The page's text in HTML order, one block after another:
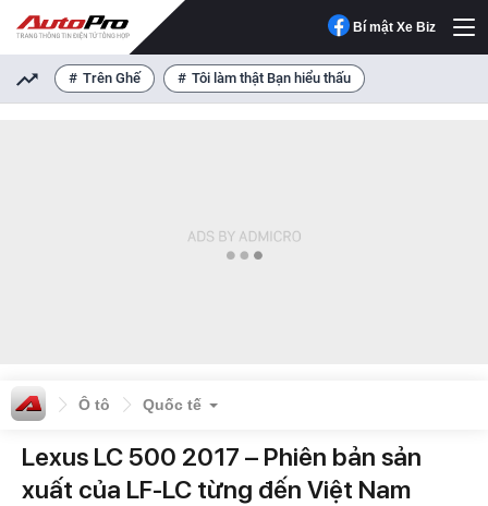
Bí mật Xe Biz
Trên Ghế Tôi làm thật Bạn hiểu thấu
Ô tô Quốc tế
Lexus LC 500 2017 – Phiên bản sản
xuất của LF-LC từng đến Việt Nam